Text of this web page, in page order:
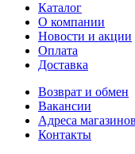
Каталог
О компании
Новости и акции
Оплата
Доставка
Возврат и обмен
Вакансии
Адреса магазинов
Контакты